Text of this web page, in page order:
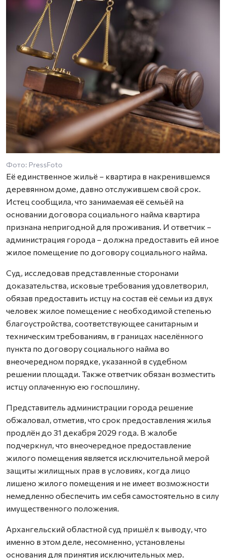
Фото: PressFoto
Её единственное жильё – квартира в накренившемся
деревянном доме, давно отслужившем свой срок.
Истец сообщила, что занимаемая её семьёй на
основании договора социального найма квартира
признана непригодной для проживания. И ответчик –
администрация города – должна предоставить ей иное
жилое помещение по договору социального найма.
Суд, исследовав представленные сторонами
доказательства, исковые требования удовлетворил,
обязав предоставить истцу на состав её семьи из двух
человек жилое помещение с необходимой степенью
благоустройства, соответствующее санитарным и
техническим требованиям, в границах населённого
пункта по договору социального найма во
внеочередном порядке, указанной в судебном
решении площади. Также ответчик обязан возместить
истцу оплаченную ею госпошлину.
Представитель администрации города решение
обжаловал, отметив, что срок предоставления жилья
продлён до 31 декабря 2029 года. В жалобе
подчеркнул, что внеочередное предоставление
жилого помещения является исключительной мерой
защиты жилищных прав в условиях, когда лицо
лишено жилого помещения и не имеет возможности
немедленно обеспечить им себя самостоятельно в силу
имущественного положения.
Архангельский областной суд пришёл к выводу, что
именно в этом деле, несомненно, установлены
основания для принятия исключительных мер.